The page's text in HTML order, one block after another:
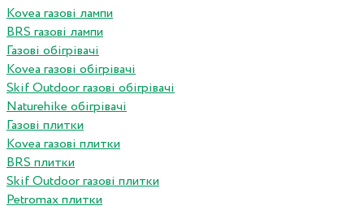
Kovea газові лампи
BRS газові лампи
Газові обігрівачі
Kovea газові обігрівачі
Skif Outdoor газові обігрівачі
Naturehike обігрівачі
Газові плитки
Kovea газові плитки
BRS плитки
Skif Outdoor газові плитки
Petromax плитки